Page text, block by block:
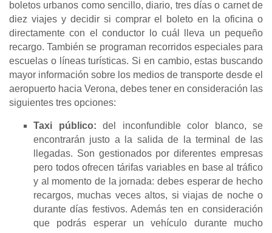
boletos urbanos como sencillo, diario, tres días o carnet de
diez viajes y decidir si comprar el boleto en la oficina o
directamente con el conductor lo cuál lleva un pequeño
recargo. También se programan recorridos especiales para
escuelas o líneas turísticas. Si en cambio, estas buscando
mayor información sobre los medios de transporte desde el
aeropuerto hacia Verona, debes tener en consideración las
siguientes tres opciones:
Taxi público: del inconfundible color blanco, se
encontrarán justo a la salida de la terminal de las
llegadas. Son gestionados por diferentes empresas
pero todos ofrecen tárifas variables en base al tráfico
y al momento de la jornada: debes esperar de hecho
recargos, muchas veces altos, si viajas de noche o
durante días festivos. Además ten en consideración
que podrás esperar un vehículo durante mucho